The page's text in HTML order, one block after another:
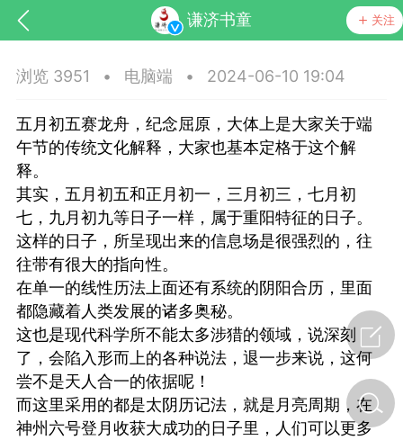
谦济书童 关注
，华夏中医人：家门口的中医人！
节气气象 问答
浏览 3951 • 电脑端 • 2024-06-10 19:04
五月初五赛龙舟，纪念屈原，大体上是大家关于端
午节的传统文化解释，大家也基本定格于这个解
释。
其实，五月初五和正月初一，三月初三，七月初
七，九月初九等日子一样，属于重阳特征的日子。
这样的日子，所呈现出来的信息场是很强烈的，往
往带有很大的指向性。
在单一的线性历法上面还有系统的阴阳合历，里面
都隐藏着人类发展的诸多奥秘。
这也是现代科学所不能太多涉猎的领域，说深刻
了，会陷入形而上的各种说法，退一步来说，这何
尝不是天人合一的依据呢！
而这里采用的都是太阴历记法，就是月亮周期，在
神州六号登月收获大成功的日子里，人们可以更多